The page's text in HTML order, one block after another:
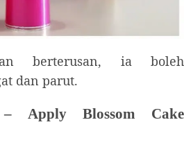
berterusan, ia boleh
dan parut.
Apply Blossom Cake